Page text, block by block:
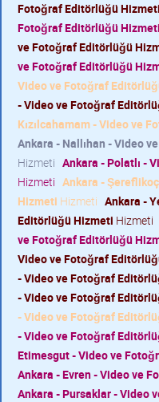
Fotoğraf Editörlüğü Hizmeti
Fotoğraf Editörlüğü Hizmeti
ve Fotoğraf Editörlüğü
ve Fotoğraf Editörlüğü
Video ve Fotoğraf
- Video ve Fotoğraf
Kızılcahamam - Video ve
Ankara - Nallıhan - Video
Hizmeti Ankara - Polatlı -
Hizmeti Ankara -
Hizmeti Hizmeti Ankara -
Editörlüğü Hizmeti Hizmeti
ve Fotoğraf Editörlüğü
Video ve Fotoğraf
- Video ve Fotoğraf
- Video ve Fotoğraf
- Video ve Fotoğraf
- Video ve Fotoğraf
Etimesgut - Video ve
Ankara - Evren - Video ve
Ankara - Pursaklar - Video